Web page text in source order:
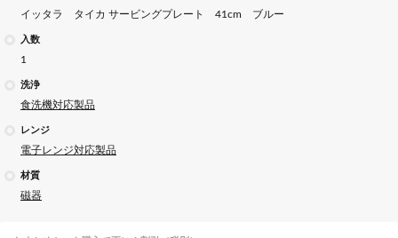
イッタラ タイカ サービングプレート 41cm ブルー
入数
1
洗浄
食洗機対応製品
レンジ
電子レンジ対応製品
材質
磁器